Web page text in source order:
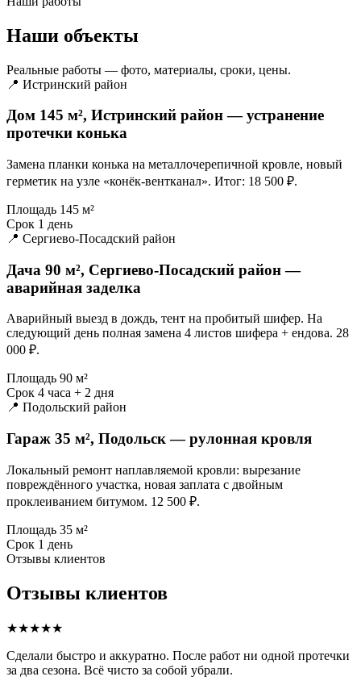
Наши объекты
Реальные работы — фото, материалы, сроки, цены.
📍 Истринский район
Дом 145 м², Истринский район — устранение
протечки конька
Замена планки конька на металлочерепичной кровле, новый
герметик на узле «конёк-вентканал». Итог: 18 500 ₽.
Площадь 145 м²
Срок 1 день
📍 Сергиево-Посадский район
Дача 90 м², Сергиево-Посадский район —
аварийная заделка
Аварийный выезд в дождь, тент на пробитый шифер. На
следующий день полная замена 4 листов шифера + ендова. 28
000 ₽.
Площадь 90 м²
Срок 4 часа + 2 дня
📍 Подольский район
Гараж 35 м², Подольск — рулонная кровля
Локальный ремонт наплавляемой кровли: вырезание
повреждённого участка, новая заплата с двойным
проклеиванием битумом. 12 500 ₽.
Площадь 35 м²
Срок 1 день
Отзывы клиентов
Отзывы клиентов
★★★★★
Сделали быстро и аккуратно. После работ ни одной протечки
за два сезона. Всё чисто за собой убрали.